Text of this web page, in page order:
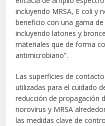
incluyendo MRSA, E coli y
beneficio con una gama
incluyendo latones y
materiales que de forma
antimicrobiano”.
Las superficies de
utilizadas para el cuidado
reducción de propagación
norovirus y MRSA
las medidas clave de